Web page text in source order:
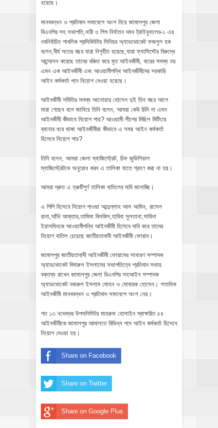
হয়েছে।
মানববন্ধন ও প্রতিবাদ সমাবেশে অংশ নিয়ে জামালপুর জেলা
বিএনপির সহ সভাপতি,নারী ও শিশু নির্যাতন দমন ট্রাইবুনালের-১ এর
নবনির্বাচিত পাবলিক প্রসিকিউটর সিনিয়র অ্যাডভোকেট ফজলুল হক
বলেন,দীর্ঘ সতের বছর যারা নিগৃহীত হয়েছে,যারা ফ্যাসিস্টের বিরুদ্ধে
আন্দোলন করেছে তাদের বঞ্চিত করে মৃত আইনজীবী, বারের সদস্য নয়
এমন এক আইনজীবী এবং আওয়ামীপন্থি আইনজীবীদের সরকারি
আইন কর্মকর্তা পদে নিয়োগ দেওয়া হয়েছে।
আইনজীবী সমিতির সদস্য আনোয়ার হোসেন দুই তিন বছর আগে
মারা গেছেন বলে জানিয়ে তিনি বলেন, আমরা কেউ চিনি না এমন
আইনজীবী কীভাবে নিয়োগ পায়? আওয়ামী লীগের মিছিল মিটিংয়ে
ব্যানার ধরে থাকা আইনজীবীরা কীভাবে এ সময় আইন কর্মকর্তা
হিসেবে নিয়োগ পায়?
তিনি বলেন, আমরা জেলা ম্যাজিস্ট্রেট, চিফ জুডিশিয়াল
ম্যাজিস্ট্রেটকে অনুরোধ করব এ তালিকা যাতে গ্রহণ করা না হয়।
আমরা দ্রুত এ ত্রুটিপূর্ণ তালিকা বাতিলের দাবি জানাচ্ছি।
এ পিপি হিসেবে নিয়োগ পাওয়া আব্দুল্লাহ আল আমিন, রাসেল
রানা,আঁখি আক্তার,তামিমা বিলকিস,হাবিবা সুলতানা,সাবিনা
ইয়াসমিনকে আওয়ামীপন্থি আইনজীবী হিসেবে দাবি করে তাদের
নিয়োগ বাতিল চেয়েছে জাতীয়তাবাদী আইনজীবী ফোরাম।
জামালপুর জাতীয়তাবাদী আইনজীবী ফোরামের সাধারণ সম্পাদক
অ্যাডভোকেট দিদারুল ইসলামের সভাপতিত্বে প্রতিবাদ সভায়
বক্তব্য রাখেন জামালপুর জেলা বিএনপির সহআইন সম্পাদক
অ্যাডভোকেট নজরুল ইসলাম মোহন ও মোবারক হোসেন। শতাধিক
আইনজীবী মানববন্ধন ও প্রতিবাদ সমাবেশে অংশ নেয়।
গত ১৩ নভেম্বর উপসলিসিটর মাহরুফ হোসাইন স্বাক্ষরিত ৫৪
আইনজীবীকে জামালপুর আদালতে বিভিন্ন পদে আইন কর্মকর্তা হিসেবে
নিয়োগ দেওয়া হয়।
Share on Facebook
Share on Twitter
Share on Google Plus